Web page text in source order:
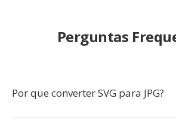
Perguntas
Por que converter SVG para JPG?